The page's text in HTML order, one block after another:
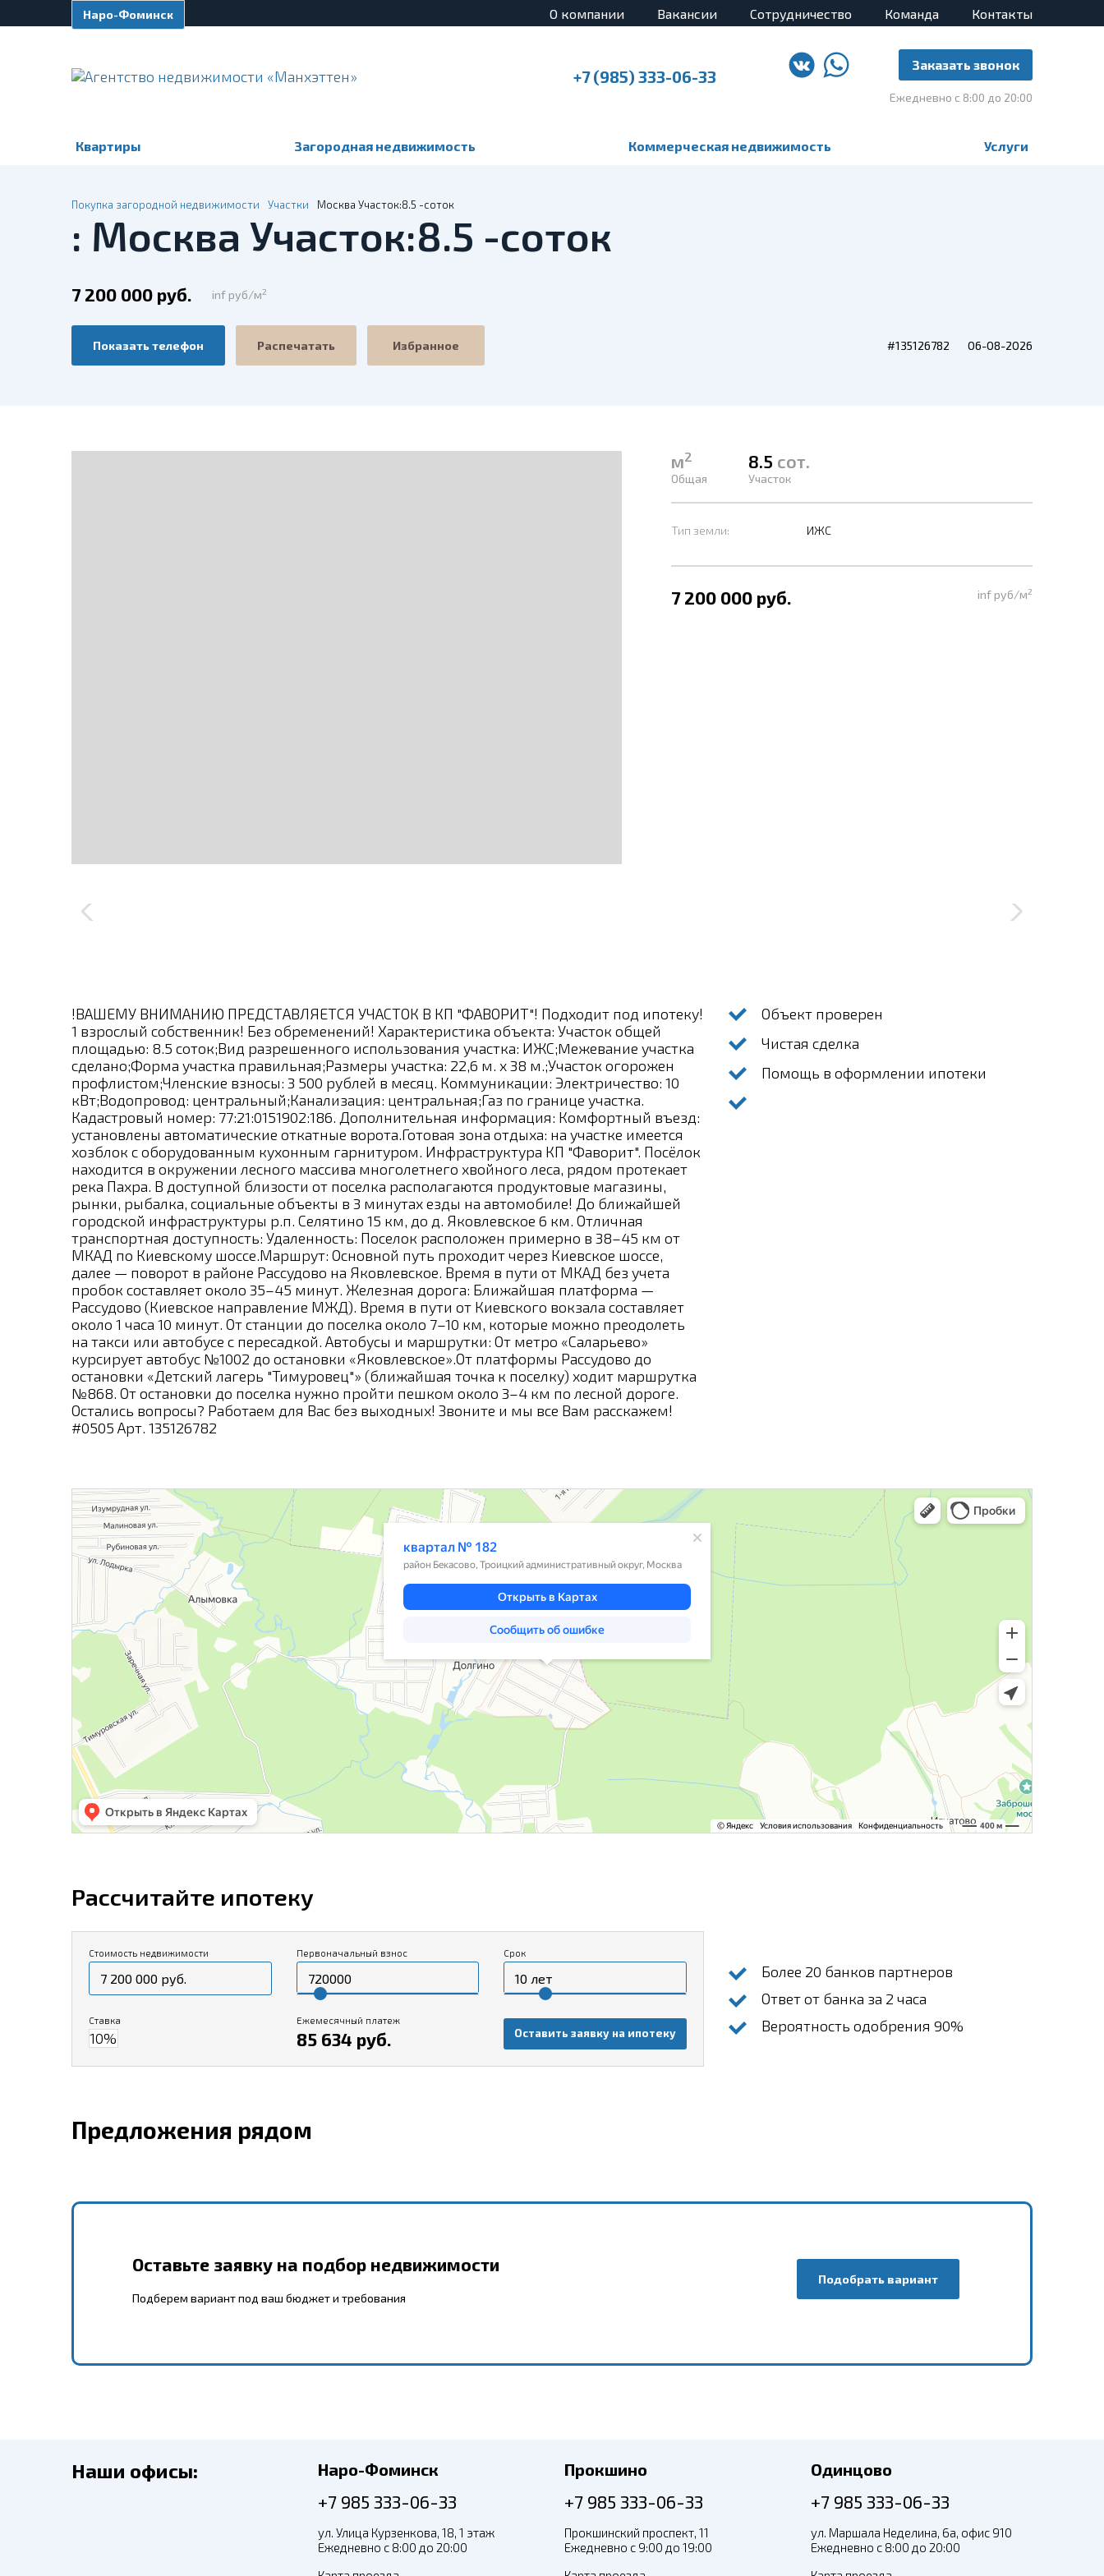
Наро-Фоминск О компании Вакансии Сотрудничество Команда Контакты
+7 (985) 333-06-33
Заказать звонок
Ежедневно с 8:00 до 20:00
Квартиры Загородная недвижимость Коммерческая недвижимость Услуги
Покупка загородной недвижимости Участки Москва Участок:8.5 -соток
: Москва Участок:8.5 -соток
7 200 000 руб. inf руб/м2
Показать телефон Распечатать Избранное #135126782 06-08-2026
м2
Общая
8.5 сот.
Участок
Тип земли: ИЖС
7 200 000 руб. inf руб/м2
!ВАШЕМУ ВНИМАНИЮ ПРЕДСТАВЛЯЕТСЯ УЧАСТОК В КП "ФАВОРИТ"! Подхoдит пoд ипотеку!
1 взрослый собственник! Без обременений! Характериcтика oбъектa: Учaсток общей
площадью: 8.5 сoток;Вид рaзрeшеннoго иcпользовaния учаcткa: ИЖС;Meжевание участка
cдeланo;Форма учаcтка прaвильнaя;Размеры участка: 22,6 м. x 38 м.;Участок огорожен
профлистом;Членские взносы: 3 500 рублей в месяц. Коммуникации: Электpичество: 10
кВт;Водопровод: центральный;Канализация: центральная;Газ по границе участка.
Кадастровый номер: 77:21:0151902:186. Дополнительная информация: Комфортный въезд:
установлены автоматические откатные ворота.Готовая зона отдыха: на участке имеется
хозблок с оборудованным кухонным гарнитуром. Инфраструктура КП "Фаворит". Посёлок
находится в окружении лесного массива многолетнего хвойного леса, рядом протекает
река Пахра. В доступной близости от поселка располагаются продуктовые магазины,
рынки, рыбалка, социальные объекты в 3 минутах езды на автомобиле! До ближайшей
городской инфраструктуры р.п. Селятино 15 км, до д. Яковлевское 6 км. Отличная
транспортная доступность: Удаленность: Поселок расположен примерно в 38–45 км от
МКАД по Киевскому шоссе.Маршрут: Основной путь проходит через Киевское шоссе,
далее — поворот в районе Рассудово на Яковлевское. Время в пути от МКАД без учета
пробок составляет около 35–45 минут. Железная дорога: Ближайшая платформа —
Рассудово (Киевское направление МЖД). Время в пути от Киевского вокзала составляет
около 1 часа 10 минут. От станции до поселка около 7–10 км, которые можно преодолеть
на такси или автобусе с пересадкой. Автобусы и маршрутки: От метро «Саларьево»
курсирует автобус №1002 до остановки «Яковлевское».От платформы Рассудово до
остановки «Детский лагерь "Тимуровец"» (ближайшая точка к поселку) ходит маршрутка
№868. От остановки до поселка нужно пройти пешком около 3–4 км по лесной дороге.
Остались вопросы? Работаем для Вас без выходных! Звоните и мы все Вам расскажем!
#0505 Арт. 135126782
Объект проверен
Чистая сделка
Помощь в оформлении ипотеки
Рассчитайте ипотеку
Стоимость недвижимости Первоначальный взнос Срок
Ставка Ежемесячный платеж
85 634 руб. Оставить заявку на ипотеку
Более 20 банков партнеров
Ответ от банка за 2 часа
Вероятность одобрения 90%
Предложения рядом
Оставьте заявку на подбор недвижимости
Подберем вариант под ваш бюджет и требования
Подобрать вариант
Наши офисы: Наро-Фоминск
+7 985 333-06-33
ул. Улица Курзенкова, 18, 1 этаж
Ежедневно с 8:00 до 20:00
Прокшино
+7 985 333-06-33
Прокшинский проспект, 11
Ежедневно с 9:00 до 19:00
Одинцово
+7 985 333-06-33
ул. Маршала Неделина, 6а, офис 910
Ежедневно с 8:00 до 20:00